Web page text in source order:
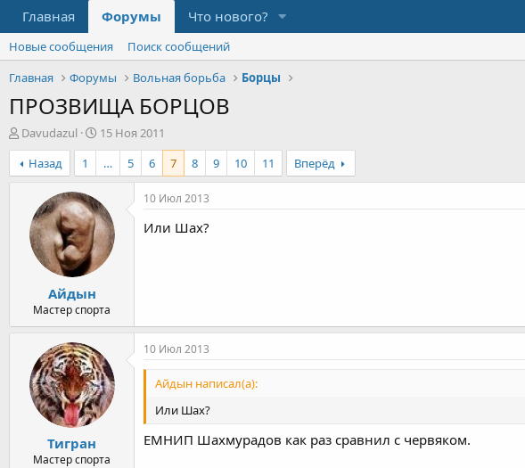
Главная Форумы Что нового?
Новые сообщения
Поиск сообщений
Главная
Форумы Вольная борьба Борцы
ПРОЗВИЩА БОРЦОВ
А
в
т
о
Davudazul
Д
а
а
а
ч
а
л
15 Ноя 2011
Назад
1 … 5 6 7 8 9 10 11 Вперёд
Айдын
Мастер спорта
10 Июл 2013
Или Шах?
Тигран
Мастер спорта
10 Июл 2013
Айдын написал(а):
Или Шах?
ЕМНИП Шахмурадов как раз сравнил с червяком.